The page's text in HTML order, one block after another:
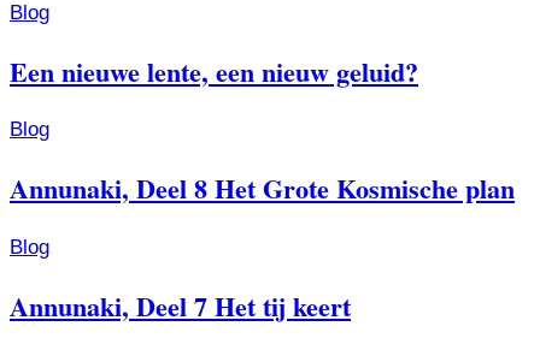
Blog
Een nieuwe lente, een nieuw geluid?
Blog
Annunaki, Deel 8 Het Grote Kosmische plan
Blog
Annunaki, Deel 7 Het tij keert